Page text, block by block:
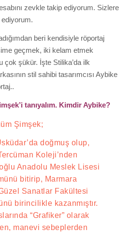
zevkle takip ediyorum. Sizlere
ediyorum.
beri kendisiyle röportaj
geçmek, iki kelam etmek
çok şükür. İşte Stilika’da ilk
stil sahibi tasarımcısı Aybike
tanıyalım. Kimdir Aybike?
Şimşek;
doğmuş olup,
Koleji’nden
Anadolu Meslek Lisesi
bitirip, Marmara
Sanatlar Fakültesi
birincilikle kazanmıştır.
“Grafiker” olarak
manevi sebeplerden